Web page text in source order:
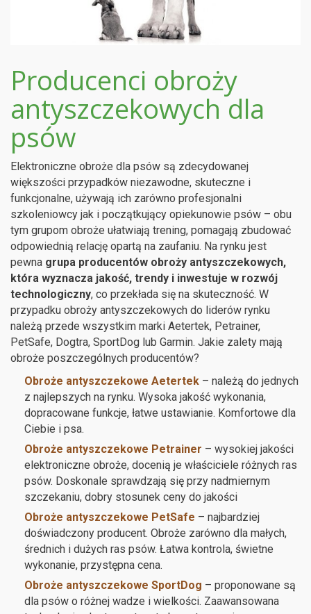
Producenci obroży
antyszczekowych dla
psów
Elektroniczne obroże dla psów są zdecydowanej
większości przypadków niezawodne, skuteczne i
funkcjonalne, używają ich zarówno profesjonalni
szkoleniowcy jak i początkujący opiekunowie psów – obu
tym grupom obroże ułatwiają trening, pomagają zbudować
odpowiednią relację opartą na zaufaniu. Na rynku jest
pewna grupa producentów obroży antyszczekowych,
która wyznacza jakość, trendy i inwestuje w rozwój
technologiczny, co przekłada się na skuteczność. W
przypadku obroży antyszczekowych do liderów rynku
należą przede wszystkim marki Aetertek, Petrainer,
PetSafe, Dogtra, SportDog lub Garmin. Jakie zalety mają
obroże poszczególnych producentów?
Obroże antyszczekowe Aetertek – należą do jednych
z najlepszych na rynku. Wysoka jakość wykonania,
dopracowane funkcje, łatwe ustawianie. Komfortowe dla
Ciebie i psa.
Obroże antyszczekowe Petrainer – wysokiej jakości
elektroniczne obroże, docenią je właściciele różnych ras
psów. Doskonale sprawdzają się przy nadmiernym
szczekaniu, dobry stosunek ceny do jakości
Obroże antyszczekowe PetSafe – najbardziej
doświadczony producent. Obroże zarówno dla małych,
średnich i dużych ras psów. Łatwa kontrola, świetne
wykonanie, przystępna cena.
Obroże antyszczekowe SportDog – proponowane są
dla psów o różnej wadze i wielkości. Zaawansowana